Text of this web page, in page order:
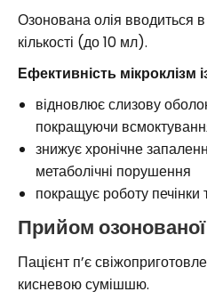
Озонована олія вводиться
кількості (до 10 мл).
Ефективність мікроклізм
відновлює слизову
покращуючи
знижує хронічне
метаболічні порушення
покращує роботу печінки
Прийом
Пацієнт п’є
кисневою сумішшю.